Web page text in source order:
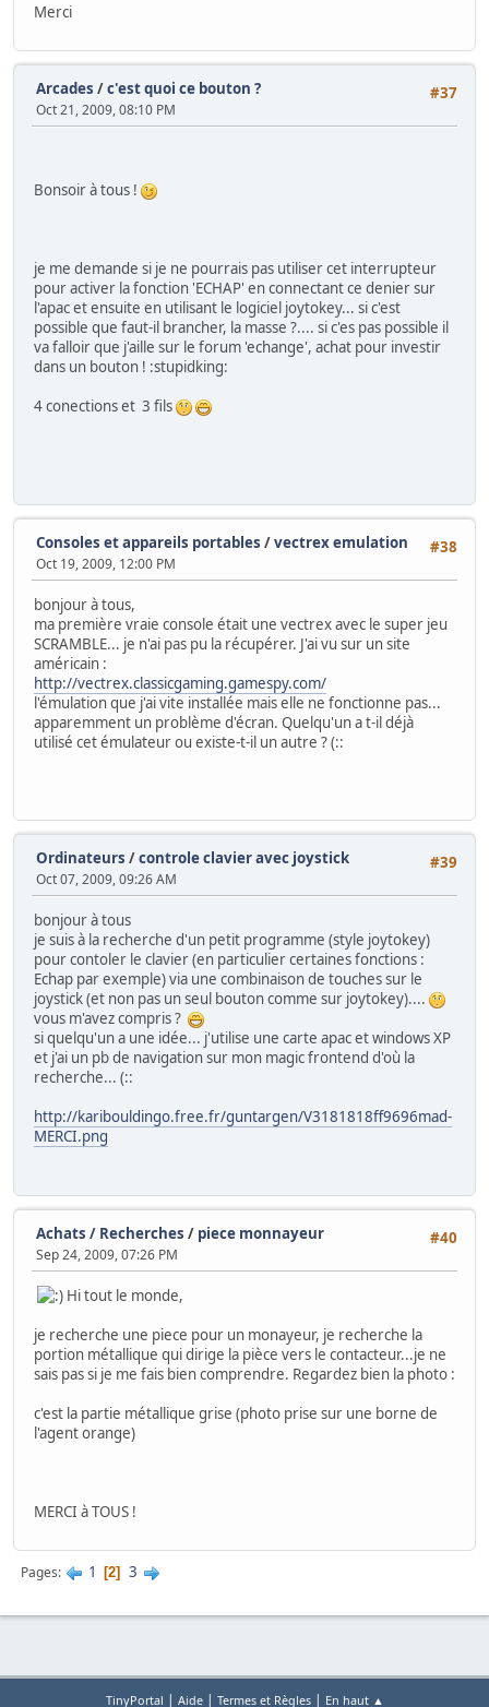
Merci
#37
Arcades /c'est quoi ce bouton ?
Oct 21, 2009, 08:10 PM
Bonsoir à tous !
je me demande si je ne pourrais pas utiliser cet interrupteur
pour activer la fonction 'ECHAP' en connectant ce denier sur
l'apac et ensuite en utilisant le logiciel joytokey... si c'est
possible que faut-il brancher, la masse ?.... si c'es pas possible il
va falloir que j'aille sur le forum 'echange', achat pour investir
dans un bouton ! :stupidking:
4 conections et 3 fils
#38
Consoles et appareils portables /vectrex emulation
Oct 19, 2009, 12:00 PM
bonjour à tous,
ma première vraie console était une vectrex avec le super jeu
SCRAMBLE... je n'ai pas pu la récupérer. J'ai vu sur un site
américain :
http://vectrex.classicgaming.gamespy.com/
l'émulation que j'ai vite installée mais elle ne fonctionne pas...
apparemment un problème d'écran. Quelqu'un a t-il déjà
utilisé cet émulateur ou existe-t-il un autre ? (::
#39
Ordinateurs /controle clavier avec joystick
Oct 07, 2009, 09:26 AM
bonjour à tous
je suis à la recherche d'un petit programme (style joytokey)
pour contoler le clavier (en particulier certaines fonctions :
Echap par exemple) via une combinaison de touches sur le
joystick (et non pas un seul bouton comme sur joytokey)....
vous m'avez compris ?
si quelqu'un a une idée... j'utilise une carte apac et windows XP
et j'ai un pb de navigation sur mon magic frontend d'où la
recherche... (::
http://karibouldingo.free.fr/guntargen/V3181818ff9696mad-
MERCI.png
#40
Achats / Recherches / piece monnayeur
Sep 24, 2009, 07:26 PM
Hi tout le monde,
je recherche une piece pour un monayeur, je recherche la
portion métallique qui dirige la pièce vers le contacteur...je ne
sais pas si je me fais bien comprendre. Regardez bien la photo :
c'est la partie métallique grise (photo prise sur une borne de
l'agent orange)
MERCI à TOUS !
Pages 1 2 3
TinyPortal | Aide| Termes et Règles| En haut ▲